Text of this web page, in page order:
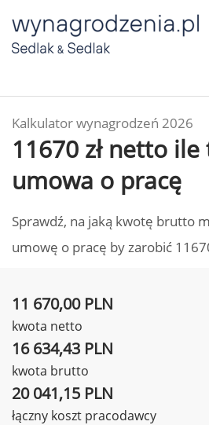
Kalkulator wynagrodzeń 2026
11670 zł netto
umowa o pracę
Sprawdź, na jaką kwotę brutto
umowę o pracę by zarobić
11 670,00 PLN
kwota netto
16 634,43 PLN
kwota brutto
20 041,15 PLN
łączny koszt pracodawcy